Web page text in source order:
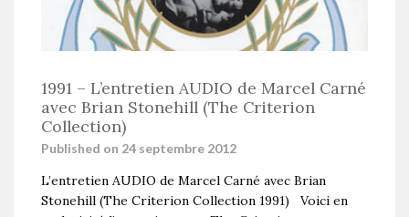
1991 – L’entretien AUDIO de Marcel Carné
avec Brian Stonehill (The Criterion
Collection)
Published on 24 septembre 2012
L’entretien AUDIO de Marcel Carné avec Brian
Stonehill (The Criterion Collection 1991) Voici en